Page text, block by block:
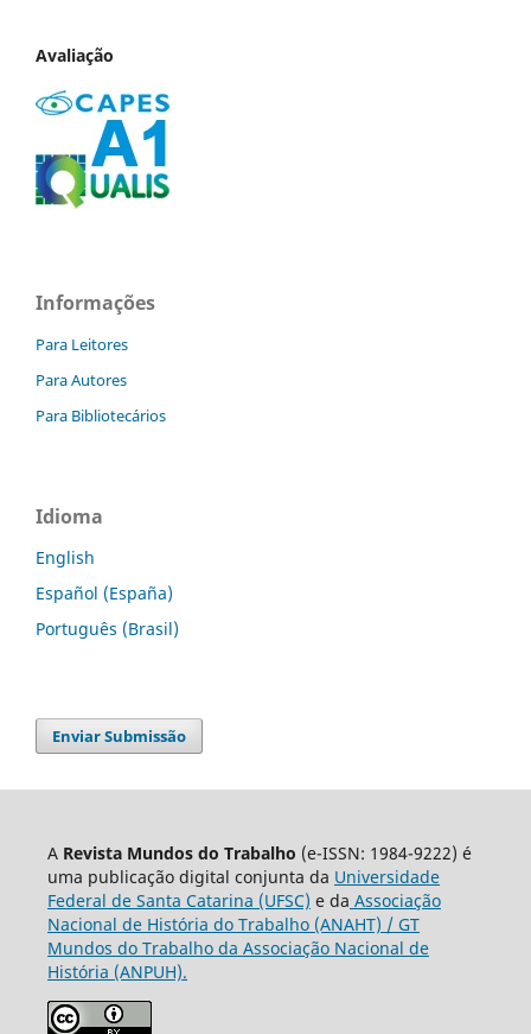
Avaliação
Informações
Para Leitores
Para Autores
Para Bibliotecários
Idioma
English
Español (España)
Português (Brasil)
Enviar Submissão
A Revista Mundos do Trabalho (e-ISSN: 1984-9222) é
uma publicação digital conjunta da Universidade
Federal de Santa Catarina (UFSC) e da Associação
Nacional de História do Trabalho (ANAHT) / GT
Mundos do Trabalho da Associação Nacional de
História (ANPUH).